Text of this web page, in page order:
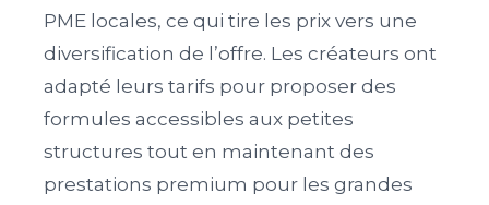
PME locales, ce qui tire les prix vers une
diversification de l’offre. Les créateurs ont
adapté leurs tarifs pour proposer des
formules accessibles aux petites
structures tout en maintenant des
prestations premium pour les grandes